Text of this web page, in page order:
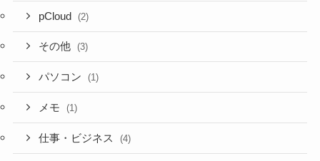
pCloud (2)
その他 (3)
パソコン (1)
メモ (1)
仕事・ビジネス (4)